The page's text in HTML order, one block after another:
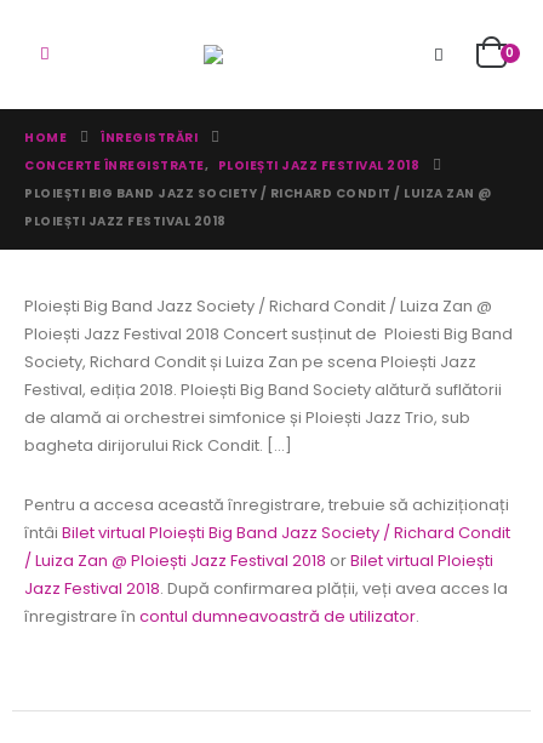
0
HOME
ÎNREGISTRĂRI
CONCERTE ÎNREGISTRATE, PLOIEȘTI JAZZ FESTIVAL 2018
PLOIEȘTI BIG BAND JAZZ SOCIETY / RICHARD CONDIT / LUIZA ZAN @
PLOIEȘTI JAZZ FESTIVAL 2018
Ploiești Big Band Jazz Society / Richard Condit / Luiza Zan @
Ploiești Jazz Festival 2018 Concert susținut de Ploiesti Big Band
Society, Richard Condit și Luiza Zan pe scena Ploiești Jazz
Festival, ediția 2018. Ploiești Big Band Society alătură suflătorii
de alamă ai orchestrei simfonice și Ploiești Jazz Trio, sub
bagheta dirijorului Rick Condit. [...]
Pentru a accesa această înregistrare, trebuie să achiziționați
întâi Bilet virtual Ploiești Big Band Jazz Society / Richard Condit
/ Luiza Zan @ Ploiești Jazz Festival 2018 orBilet virtual Ploiești
Jazz Festival 2018. După confirmarea plății, veți avea acces la
înregistrare în contul dumneavoastră de utilizator.